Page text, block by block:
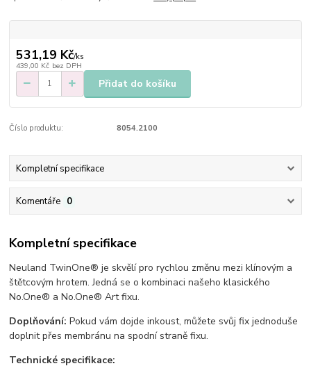
531,19 Kč/ks
439,00 Kč bez DPH
Přidat do košíku
Číslo produktu: 8054.2100
Kompletní specifikace
Komentáře 0
Kompletní specifikace
Neuland TwinOne® je skvělí pro rychlou změnu mezi klínovým a
štětcovým hrotem. Jedná se o kombinaci našeho klasického
No.One® a No.One® Art fixu.
Doplňování:Pokud vám dojde inkoust, můžete svůj fix jednoduše
doplnit přes membránu na spodní straně fixu.
Technické specifikace: